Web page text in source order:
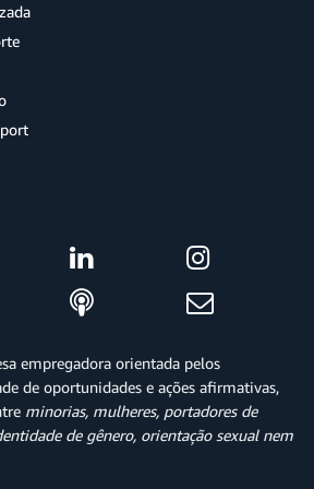
empregadora orientada pelos
de oportunidades e ações afirmativas,
minorias, mulheres, portadores de
de gênero, orientação sexual nem